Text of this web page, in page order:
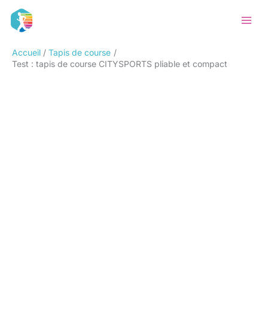
Accueil
Tapis de course
Test : tapis de course CITYSPORTS pliable et compact
Rechercher